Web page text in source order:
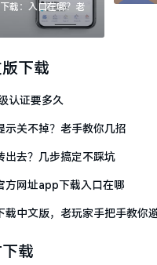
载：入口在哪？老
下载
认证要多久
关不掉？老手教你几招
去？几步搞定不踩坑
网址app下载入口在哪
中文版，老玩家手把手教你
载